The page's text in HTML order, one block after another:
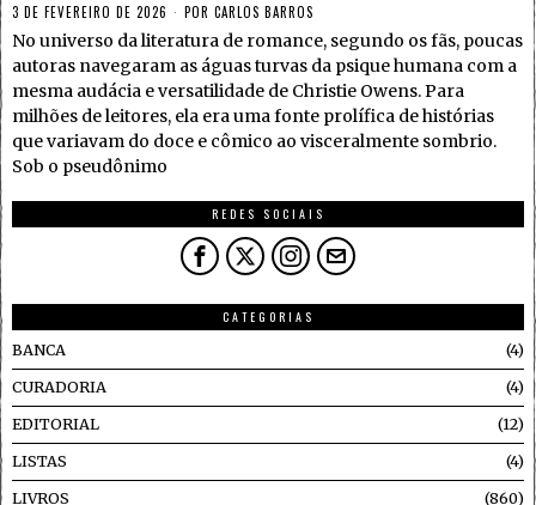
3 DE FEVEREIRO DE 2026 POR CARLOS BARROS
No universo da literatura de romance, segundo os fãs, poucas
autoras navegaram as águas turvas da psique humana com a
mesma audácia e versatilidade de Christie Owens. Para
milhões de leitores, ela era uma fonte prolífica de histórias
que variavam do doce e cômico ao visceralmente sombrio.
Sob o pseudônimo
REDES SOCIAIS
CATEGORIAS
BANCA
4
CURADORIA 4
EDITORIAL 12
LISTAS 4
LIVROS 860